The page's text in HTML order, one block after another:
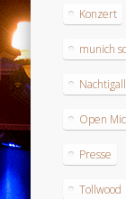
Konzert
munich
Nachtigall
Open Mic
Presse
Tollwood